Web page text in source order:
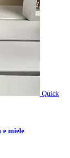
Quick
miele